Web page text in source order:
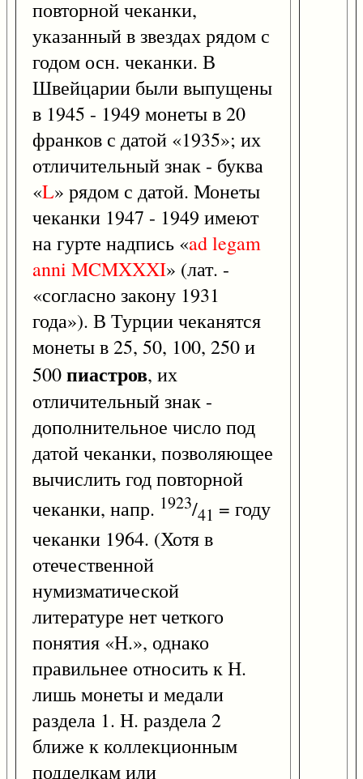
повторной чеканки,
указанный в звездах рядом с
годом осн. чеканки. В
Швейцарии были выпущены
в 1945 - 1949 монеты в 20
франков с датой «1935»; их
отличительный знак - буква
«L» рядом с датой. Монеты
чеканки 1947 - 1949 имеют
на гурте надпись «adlegam
anni MCMXXXI» (лат. -
«согласно закону 1931
года»). В Турции чеканятся
монеты в 25, 50, 100, 250 и
500пиастров, их
отличительный знак -
дополнительное число под
датой чеканки, позволяющее
вычислить год повторной
чеканки, напр. 1923/41 = году
чеканки 1964. (Хотя в
отечественной
нумизматической
литературе нет четкого
понятия «Н.», однако
правильнее относить к Н.
лишь монеты и медали
раздела 1. Н. раздела 2
ближе к коллекционным
подделкам или